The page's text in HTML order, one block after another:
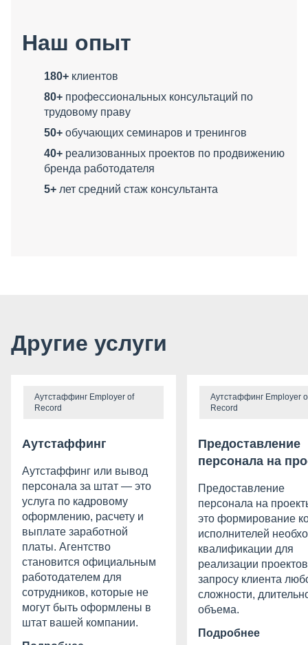
Наш опыт
180+ клиентов
80+ профессиональных консультаций по
трудовому праву
50+ обучающих семинаров и тренингов
40+ реализованных проектов по продвижению
бренда работодателя
5+ лет средний стаж консультанта
Другие услуги
Аутстаффинг Employer of
Record
Аутстаффинг
Аутстаффинг или вывод
персонала за штат — это
услуга по кадровому
оформлению, расчету и
выплате заработной
платы. Агентство
становится официальным
работодателем для
сотрудников, которые не
могут быть оформлены в
штат вашей компании.
Аутстаффинг Employer
Record
Предоставление
персонала на
Предоставление
персонала на
это формирование
исполнителей
квалификации для
реализации
запросу клиента
сложности,
объема.
Подробнее